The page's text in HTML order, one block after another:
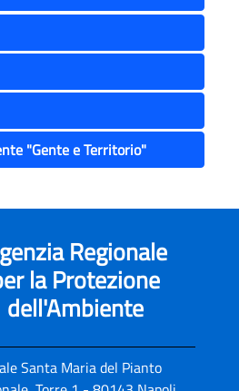
"Gente e Territorio"
Regionale
la Protezione
dell'Ambiente
Santa Maria del Pianto